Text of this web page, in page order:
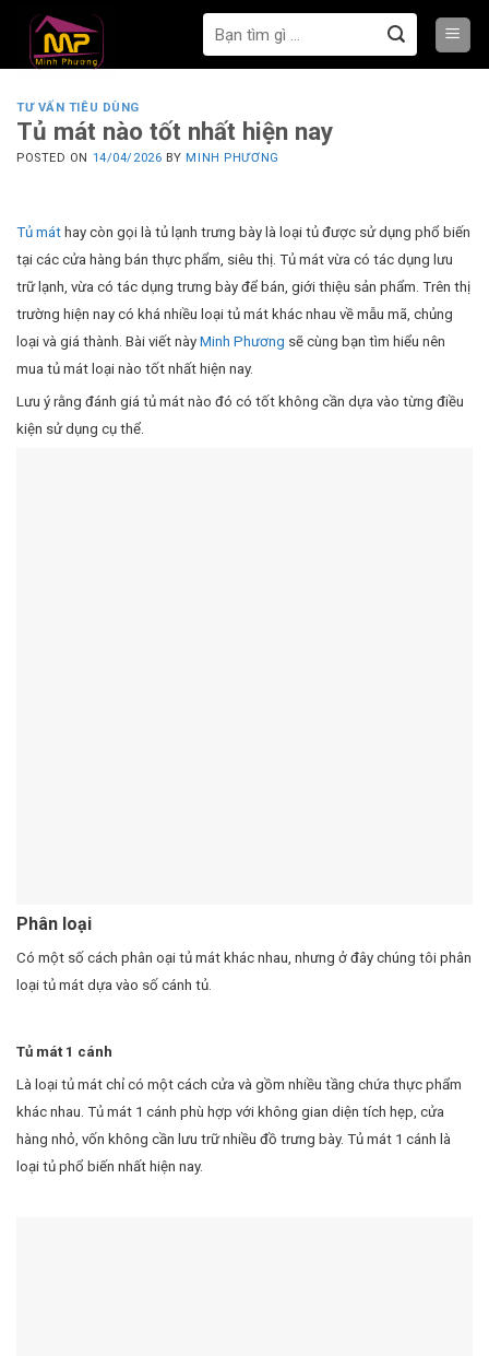
nội
kiếm:
TƯ VẤN TIÊU DÙNG
Tủ mát nào tốt nhất hiện nay
POSTED ON 14/04/2026 BY MINH PHƯƠNG
Tủ mát hay còn gọi là tủ lạnh trưng bày là loại tủ được sử dụng phổ biến
tại các cửa hàng bán thực phẩm, siêu thị. Tủ mát vừa có tác dụng lưu
trữ lạnh, vừa có tác dụng trưng bày để bán, giới thiệu sản phẩm. Trên thị
trường hiện nay có khá nhiều loại tủ mát khác nhau về mẫu mã, chủng
loại và giá thành. Bài viết này Minh Phương sẽ cùng bạn tìm hiểu nên
mua tủ mát loại nào tốt nhất hiện nay.
Lưu ý rằng đánh giá tủ mát nào đó có tốt không cần dựa vào từng điều
kiện sử dụng cụ thể.
Phân loại
Có một số cách phân oại tủ mát khác nhau, nhưng ở đây chúng tôi phân
loại tủ mát dựa vào số cánh tủ.
Tủ mát 1 cánh
Là loại tủ mát chỉ có một cách cửa và gồm nhiều tầng chứa thực phẩm
khác nhau. Tủ mát 1 cánh phù hợp với không gian diện tích hẹp, cửa
hàng nhỏ, vốn không cần lưu trữ nhiều đồ trưng bày. Tủ mát 1 cánh là
loại tủ phổ biến nhất hiện nay.